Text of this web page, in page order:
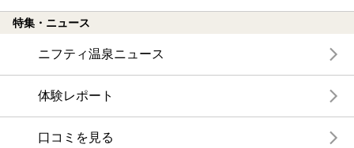
特集・ニュース
ニフティ温泉ニュース
体験レポート
口コミを見る